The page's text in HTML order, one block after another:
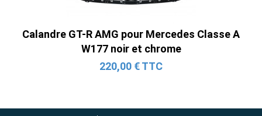
Calandre GT-R AMG pour Mercedes Classe A
W177 noir et chrome
220,00 € TTC